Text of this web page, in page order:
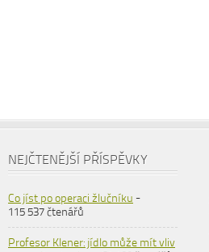
NEJČTENĚJŠÍ PŘÍSPĚVKY
Co jíst po operaci žlučníku -
115 537 čtenářů
Profesor Klener: jídlo může mít vliv